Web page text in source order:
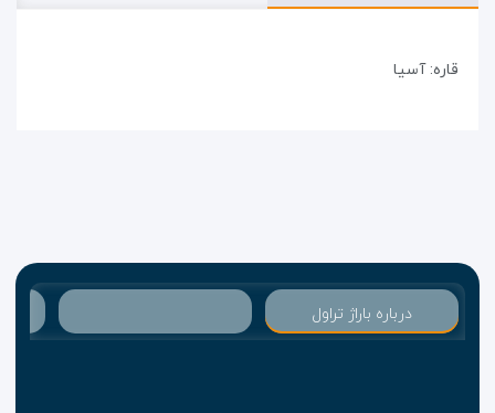
قاره: آسیا
درباره باراژ تراول